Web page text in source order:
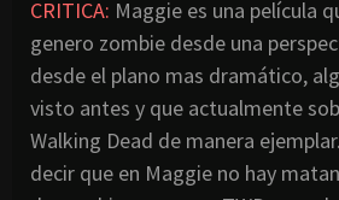
CRITICA: Maggie es una película
genero zombie desde una
desde el plano mas dramático,
visto antes y que actualmente
Walking Dead de manera
decir que en Maggie no hay